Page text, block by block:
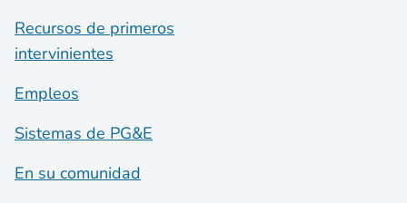
Recursos de primeros
intervinientes
Empleos
Sistemas de PG&E
En su comunidad